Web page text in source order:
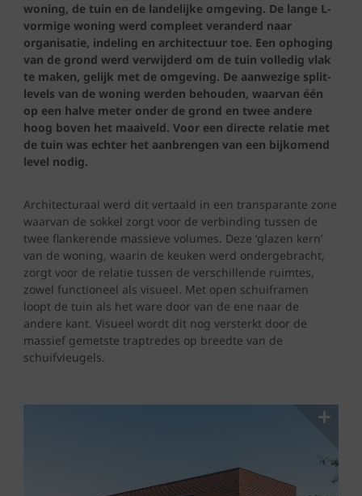
woning, de tuin en de landelijke omgeving. De lange L-
vormige woning werd compleet veranderd naar
organisatie, indeling en architectuur toe. Een ophoging
van de grond werd verwijderd om de tuin volledig vlak
te maken, gelijk met de omgeving. De aanwezige split-
levels van de woning werden behouden, waarvan één
op een halve meter onder de grond en twee andere
hoog boven het maaiveld. Voor een directe relatie met
de tuin was echter het aanbrengen van een bijkomend
level nodig.
Architecturaal werd dit vertaald in een transparante zone
waarvan de sokkel zorgt voor de verbinding tussen de
twee flankerende massieve volumes. Deze ‘glazen kern’
van de woning, waarin de keuken werd ondergebracht,
zorgt voor de relatie tussen de verschillende ruimtes,
zowel functioneel als visueel. Met open schuiframen
loopt de tuin als het ware door van de ene naar de
andere kant. Visueel wordt dit nog versterkt door de
massief gemetste traptredes op breedte van de
schuifvleugels.